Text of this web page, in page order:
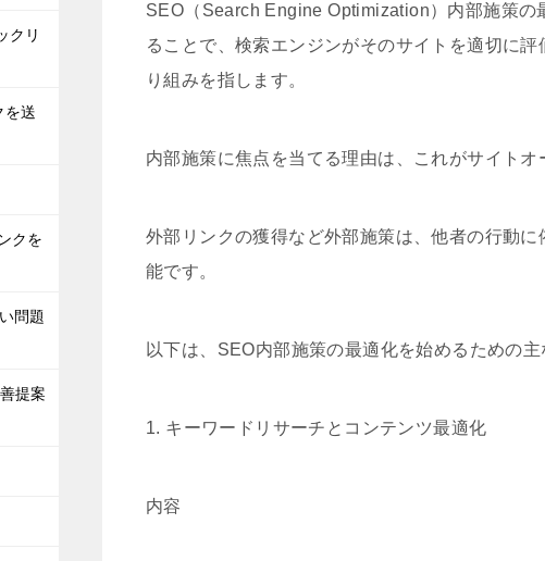
SEO（Search Engine Optimization）内部施策の
ることで、検索エンジンがそのサイトを適切に
り組みを指します。
内部施策に焦点を当てる理由は、これがサイトオ
外部リンクの獲得など外部施策は、他者の行動
能です。
以下は、SEO内部施策の最適化を始めるための
1. キーワードリサーチとコンテンツ最適化
内容
クリ
を送
クを
問題
提案